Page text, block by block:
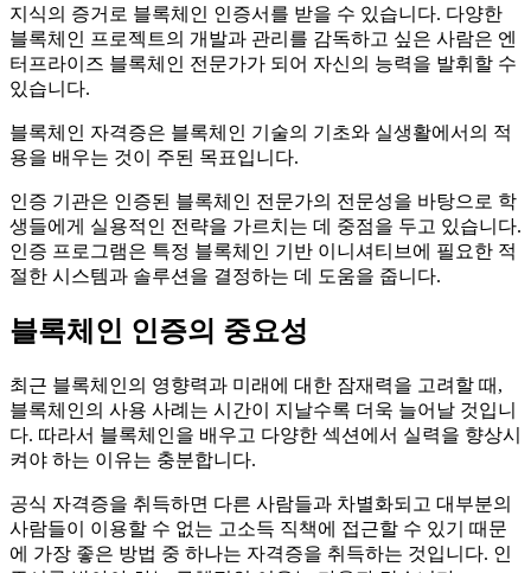
지식의 증거로 블록체인 인증서를 받을 수 있습니다. 다양한
블록체인 프로젝트의 개발과 관리를 감독하고 싶은 사람은 엔
터프라이즈 블록체인 전문가가 되어 자신의 능력을 발휘할 수
있습니다.
블록체인 자격증은 블록체인 기술의 기초와 실생활에서의 적
용을 배우는 것이 주된 목표입니다.
인증 기관은 인증된 블록체인 전문가의 전문성을 바탕으로 학
생들에게 실용적인 전략을 가르치는 데 중점을 두고 있습니다.
인증 프로그램은 특정 블록체인 기반 이니셔티브에 필요한 적
절한 시스템과 솔루션을 결정하는 데 도움을 줍니다.
블록체인 인증의 중요성
최근 블록체인의 영향력과 미래에 대한 잠재력을 고려할 때,
블록체인의 사용 사례는 시간이 지날수록 더욱 늘어날 것입니
다. 따라서 블록체인을 배우고 다양한 섹션에서 실력을 향상시
켜야 하는 이유는 충분합니다.
공식 자격증을 취득하면 다른 사람들과 차별화되고 대부분의
사람들이 이용할 수 없는 고소득 직책에 접근할 수 있기 때문
에 가장 좋은 방법 중 하나는 자격증을 취득하는 것입니다. 인